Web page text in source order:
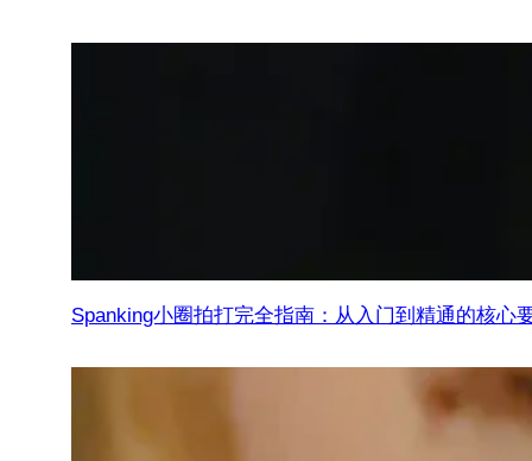
Spanking小圈拍打完全指南：从入门到精通的核心